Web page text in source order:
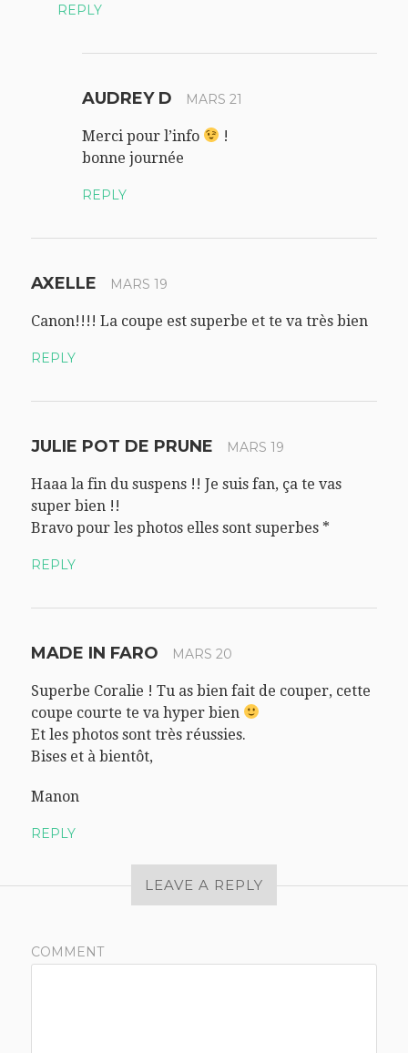
REPLY
AUDREY D MARS 21
Merci pour l’info
!
bonne journée
REPLY
AXELLE MARS 19
Canon!!!! La coupe est superbe et te va très bien
REPLY
JULIE POT DE PRUNE MARS 19
Haaa la fin du suspens !! Je suis fan, ça te vas
super bien !!
Bravo pour les photos elles sont superbes *
REPLY
MADE IN FARO MARS 20
Superbe Coralie ! Tu as bien fait de couper, cette
coupe courte te va hyper bien
Et les photos sont très réussies.
Bises et à bientôt,
Manon
REPLY
LEAVE A REPLY
COMMENT